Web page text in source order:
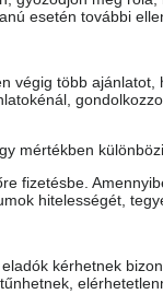
esetén további
végig több
mértékben
fizetésbe.
hitelességét,
kérhetnek